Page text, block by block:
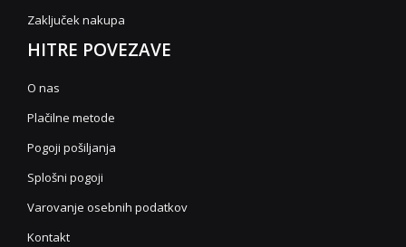
Zaključek nakupa
HITRE POVEZAVE
O nas
Plačilne metode
Pogoji pošiljanja
Splošni pogoji
Varovanje osebnih podatkov
Kontakt